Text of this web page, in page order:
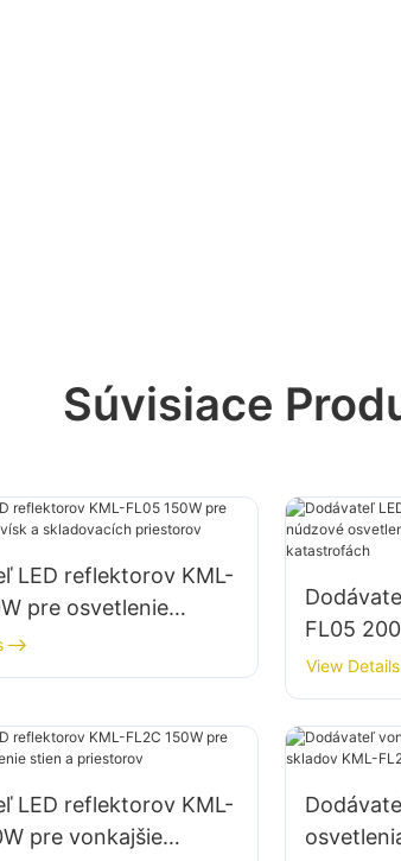
Súvisiace
LED reflektorov KML-
pre osvetlenie
a skladovacích
FL05
a
View Details
LED reflektorov KML-
pre vonkajšie